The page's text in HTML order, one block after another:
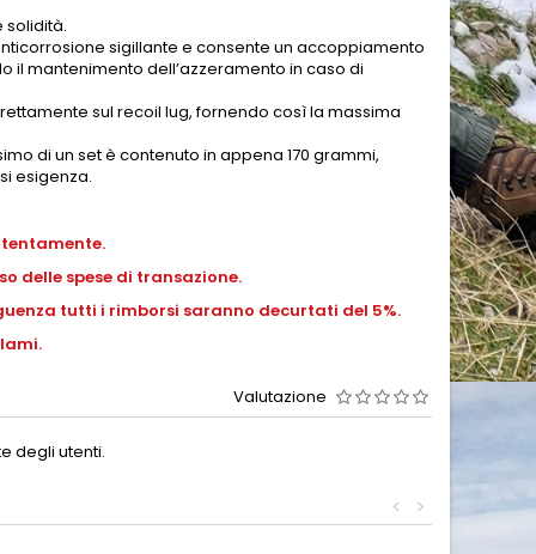
solidità.
sigillante e consente un accoppiamento
il mantenimento dell’azzeramento in caso di
sul recoil lug, fornendo così la massima
di un set è contenuto in appena 170 grammi,
esigenza.
delle spese di transazione.
tutti i rimborsi saranno decurtati del 5%.
Valutazione
degli utenti.
>
<